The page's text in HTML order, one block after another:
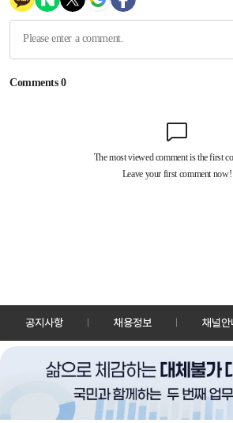
공지사항 채용정보 채널안
30128 세종특별자치시 정부2청사로 13 한
TEL: 044-204-8000
Copyrightⓒ KTV 국민방송 All Rights
PC버전 앱 다운로드